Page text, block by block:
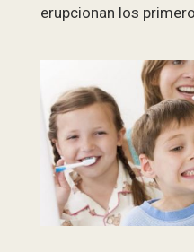
erupcionan los